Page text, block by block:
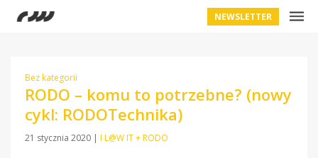
NEWSLETTER
Bez kategorii
RODO – komu to potrzebne? (nowy
cykl: RODOTechnika)
21 stycznia 2020 | I L@W IT + RODO